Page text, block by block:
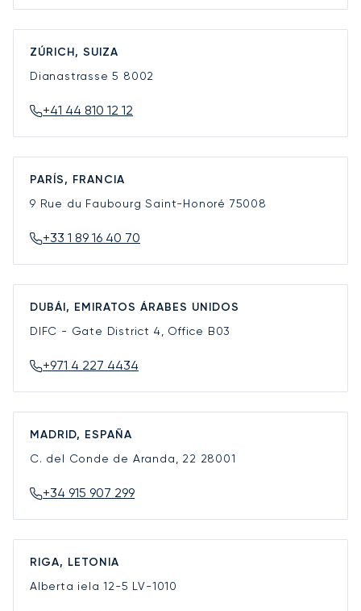
ZÚRICH, SUIZA
Dianastrasse 5 8002
+41 44 810 12 12
PARÍS, FRANCIA
9 Rue du Faubourg Saint-Honoré 75008
+33 1 89 16 40 70
DUBÁI, EMIRATOS ÁRABES UNIDOS
DIFC - Gate District 4, Office B03
+971 4 227 4434
MADRID, ESPAÑA
C. del Conde de Aranda, 22 28001
+34 915 907 299
RIGA, LETONIA
Alberta iela 12-5 LV-1010